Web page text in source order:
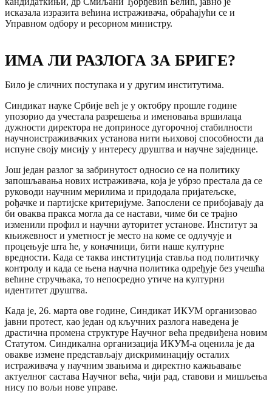
исказала изразита већина истраживача, обраћајући се и
Управном одбору и ресорном министру.
ИМА ЛИ РАЗЛОГА ЗА БРИГЕ?
Било је сличних поступака и у другим институтима.
Синдикат науке Србије већ је у октобру прошле године
упозорио да учестала разрешења и именовања вршилаца
дужности директора не доприносе дугорочној стабилности
научноистраживачких установа нити њиховој способности да
испуне своју мисију у интересу друштва и научне заједнице.
Још један разлог за забринутост односио се на политику
запошљавања нових истраживача, која је убрзо престала да се
руководи научним мерилима и придодала пријатељске,
рођачке и партијске критеријуме. Запослени се прибојавају да
би оваква пракса могла да се настави, чиме би се трајно
изменили профил и научни ауторитет установе. Институт за
књижевност и уметност је место на коме се одлучује и
процењује шта ће, у коначници, бити наше културне
вредности. Када се таква институција ставља под политичку
контролу и када се њена научна политика одређује без учешћа
већине стручњака, то непосредно утиче на културни
идентитет друштва.
Када је, 26. марта ове године, Синдикат ИКУМ организовао
јавни протест, као један од кључних разлога наведена је
драстична промена структуре Научног већа предвиђена новим
Статутом. Синдикална организација ИКУМ-а оценила је да
овакве измене представљају дискриминацију осталих
истраживача у научним звањима и директно кажњавање
актуелног састава Научног већа, чији рад, ставови и мишљења
нису по вољи нове управе.